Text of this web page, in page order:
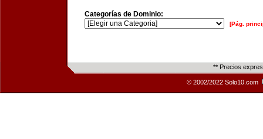
Categorías de Dominio:
[Pág.
** Precios
© 2002/2022 Solo10.com